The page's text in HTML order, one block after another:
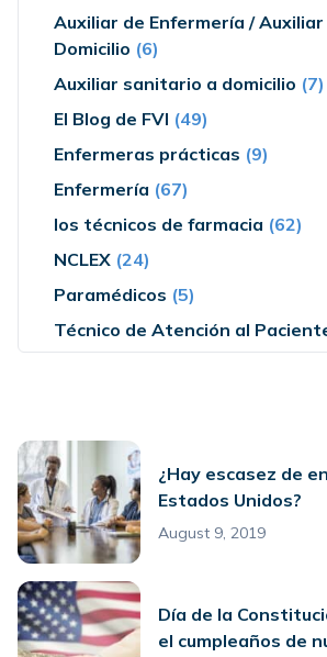
Auxiliar de Enfermería / Auxiliar
Domicilio (6)
Auxiliar sanitario a domicilio (7)
El Blog de FVI (49)
Enfermeras prácticas (9)
Enfermería (67)
los técnicos de farmacia (62)
NCLEX (24)
Paramédicos (5)
Técnico de Atención al
¿Hay escasez de
Estados Unidos?
August 9, 2019
Día de la
el cumpleaños de